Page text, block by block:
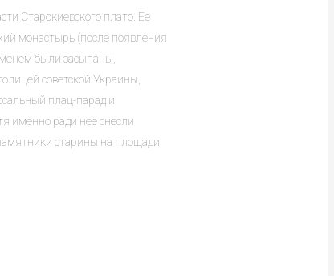
Старокиевского плато. Ее
монастырь (после появления
были засыпаны,
советской Украины,
плац-парад и
именно ради нее снесли
старины на площади